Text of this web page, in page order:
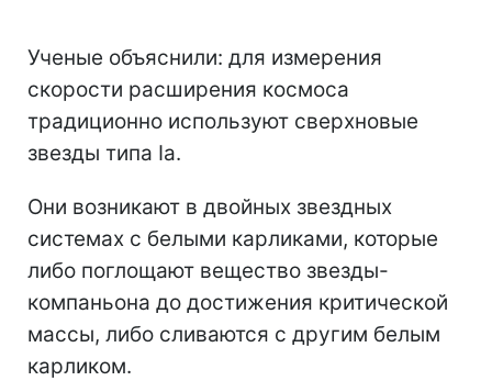
Ученые объяснили: для измерения
скорости расширения космоса
традиционно используют сверхновые
звезды типа Ia.
Они возникают в двойных звездных
системах с белыми карликами, которые
либо поглощают вещество звезды-
компаньона до достижения критической
массы, либо сливаются с другим белым
карликом.